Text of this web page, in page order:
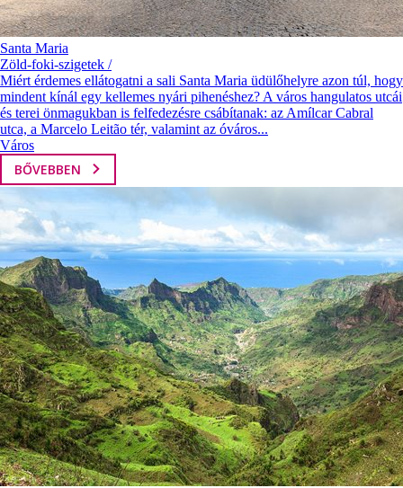
Santa Maria
Zöld-foki-szigetek /
Miért érdemes ellátogatni a sali Santa Maria üdülőhelyre azon túl, hogy
mindent kínál egy kellemes nyári pihenéshez? A város hangulatos utcái
és terei önmagukban is felfedezésre csábítanak: az Amílcar Cabral
utca, a Marcelo Leitão tér, valamint az óváros...
Város
BŐVEBBEN